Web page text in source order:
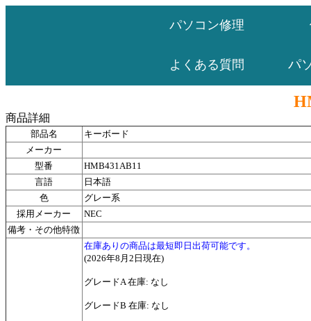
パソコン修理
よくある質問 パ
商品詳細
部品名
キーボード
メーカー
型番
HMB431AB11
言語
日本語
色
グレー系
採用メーカー
NEC
備考・その他特徴
在庫ありの商品は最短即日出荷可能です。
(2026年8月2日現在)
グレードA 在庫: なし
グレードB 在庫: なし